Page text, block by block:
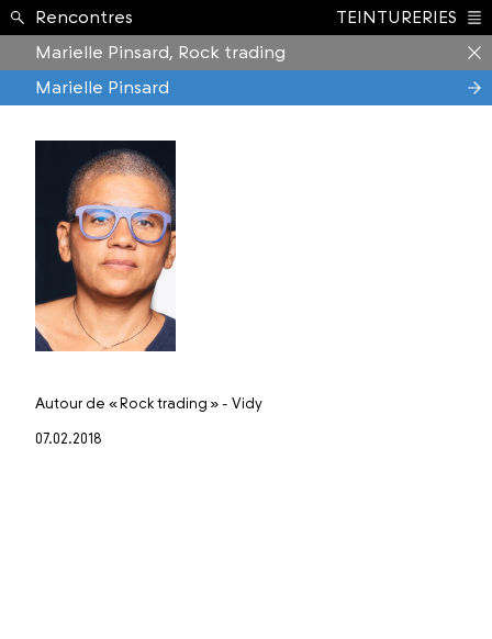
Formation ›
Rencontres
TEINTURERIES
Marielle Pinsard, Rock trading
Marielle Pinsard
Autour de « Rock trading » - Vidy
07.02.2018